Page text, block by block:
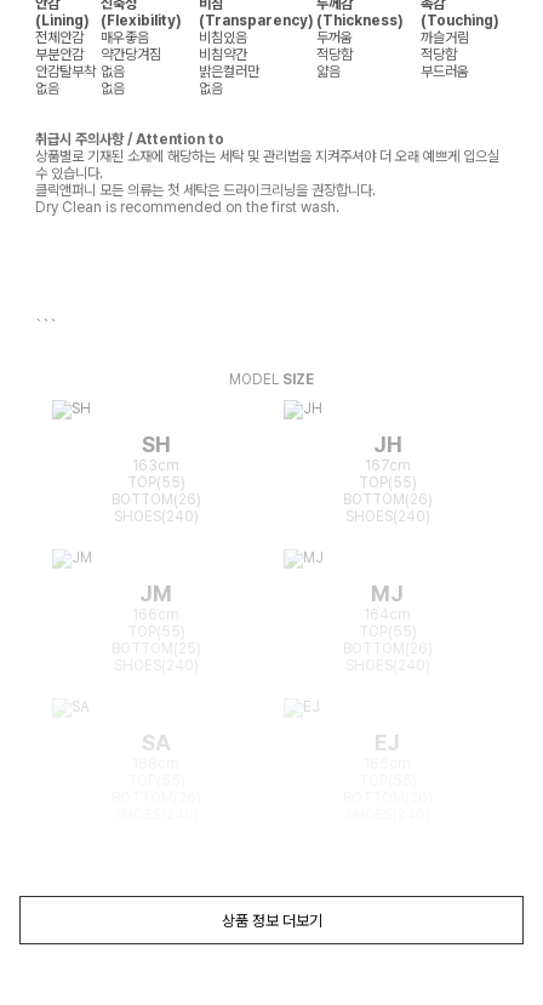
(Lining)
(Flexibility)
(Transparency) (Thickness)
(Touching)
전체안감
매우좋음 비침있음 두꺼움
까슬거림
부분안감
약간당겨짐 비침약간 적당함
적당함
안감탈부착 없음 밝은컬러만 얇음
부드러움
없음
없음 없음
취급시 주의사항 / Attention to
상품별로 기재된 소재에 해당하는 세탁 및 관리법을 지켜주셔야 더 오래 예쁘게 입으실
수 있습니다.
클릭앤퍼니 모든 의류는 첫 세탁은 드라이크리닝을 권장합니다.
Dry Clean is recommended on the first wash.
```
MODEL SIZE
SH
163cm
TOP(55)
BOTTOM(26)
SHOES(240)
JH
167cm
TOP(55)
BOTTOM(26)
SHOES(240)
JM
166cm
TOP(55)
BOTTOM(25)
MJ
164cm
TOP(55)
BOTTOM(26)
SA EJ
상품 정보 더보기